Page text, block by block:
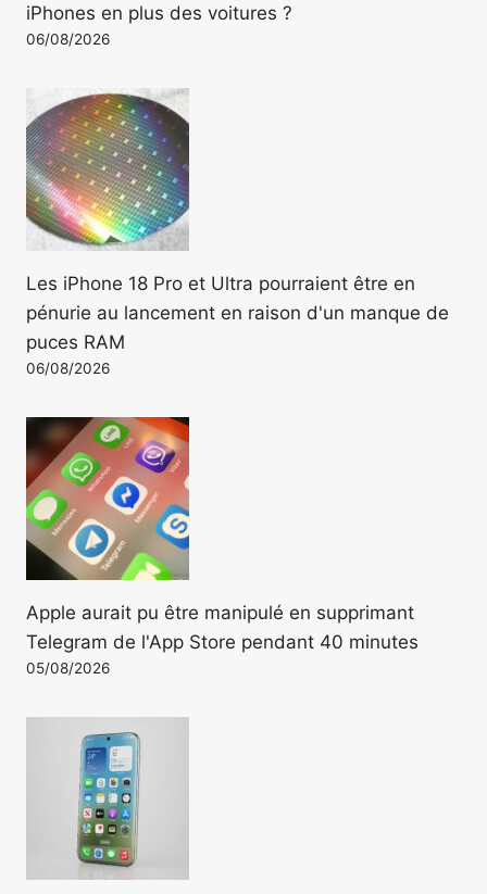
iPhones en plus des voitures ?
06/08/2026
Les iPhone 18 Pro et Ultra pourraient être en
pénurie au lancement en raison d'un manque de
puces RAM
06/08/2026
Apple aurait pu être manipulé en supprimant
Telegram de l'App Store pendant 40 minutes
05/08/2026